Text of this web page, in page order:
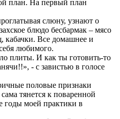
план. На первый план
слюну, узнают о
блюдо бесбармак – мясо
кабачки. Все домашнее и
любимого.
плиты. И как ты готовить-то
- с завистью в голосе
половые признаки
тянется к поваренной
годы моей практики в